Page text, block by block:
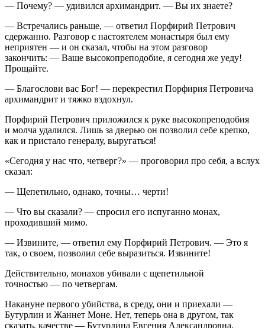
— Почему? — удивился архимандрит. — Вы их знаете?
— Встречались раньше, — ответил Порфирий Петрович
сдержанно. Разговор с настоятелем монастыря был ему
неприятен — и он сказал, чтобы на этом разговор
закончить: — Ваше высокопреподобие, я сегодня же уеду!
Прощайте.
— Благослови вас Бог! — перекрестил Порфирия Петровича
архимандрит и тяжко вздохнул.
Порфирий Петрович приложился к руке высокопреподобия
и молча удалился. Лишь за дверью он позволил себе крепко,
как и пристало генералу, выругаться!
«Сегодня у нас что, четверг?» — проговорил про себя, а вслух
сказал:
— Щепетильно, однако, точны… черти!
— Что вы сказали? — спросил его испуганно монах,
проходивший мимо.
— Извините, — ответил ему Порфирий Петрович. — Это я
так, о своем, позволил себе выразиться. Извините!
Действительно, монахов убивали с щепетильной
точностью — по четвергам.
Накануне первого убийства, в среду, они и приехали —
Бутурлин и Жаннет Моне. Нет, теперь она в другом, так
сказать, качестве — Бутурлина Евгения Александровна,